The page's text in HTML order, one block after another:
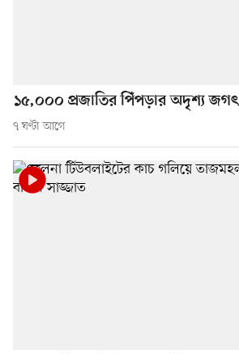
১৫,০০০ প্রজাতির পিঁপড়ার অদৃশ্য জগৎ
৭ ঘণ্টা আগে